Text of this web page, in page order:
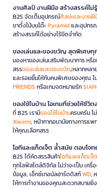
งานศิลป์ งานฝีมือ สร้างสรรค์ไม่
B2S จัดเต็มอุปกรณ์ศิลปะและงานฝี
ขาตั้งไม้บนโต๊ะPyramidและอุปกร
สร้างสรรค์ได้อย่างไร้ขีดจำกัด
ของเล่นและของขวัญ สุดพิเศษทุ
มองหาของเล่นเสริมพัฒนาการ หรื
สรรของเล่นและของขวัญหลากหลา
และรอยยิ้มให้กับคนพิเศษของคุณ ไ
FRIENDS หรือเกมจดหมายรัก
ของใช้ในบ้าน ไอเทมที่ช่วยให้ชีวิ
ที่ B2S เรามีของใช้ในบ้านครบครัน ไ
Xiaomi, หน้ากากอนามัยทางการแพ
ให้คุณเลือกสรร
ไอทีและแก็ดเจ็ต ล้ำสมัย ตอบโจ
B2S ได้คัดสรรสินค้าไอทีและแก็ดเจ็ต
ทุกไลฟ์สไตล์ดิจิทัล ไม่ว่าจะเป็น เครื่
ข้อมูล, เอ็กซ์เทอนัลฮาร์ดดิสก์WD,
ให้การทำงานของคุณสะดวกสบายยิ่